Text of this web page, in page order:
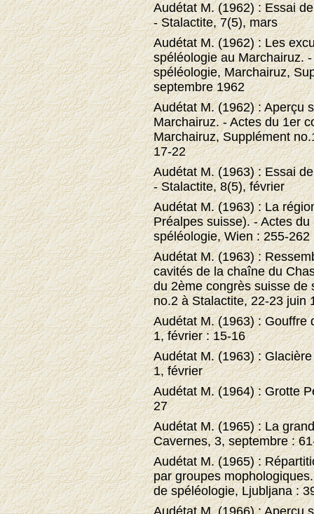
Audétat M. (1962) : Essai
- Stalactite, 7(5), mars
Audétat M. (1962) : Les
spéléologie au Marchairuz.
spéléologie, Marchairuz,
septembre 1962
Audétat M. (1962) : Aperçu
Marchairuz. - Actes du 1er
Marchairuz, Supplément
17-22
Audétat M. (1963) : Essai
- Stalactite, 8(5), février
Audétat M. (1963) : La
Préalpes suisse). - Actes
spéléologie, Wien : 255-262
Audétat M. (1963) :
cavités de la chaîne du
du 2ème congrès suisse de
no.2 à Stalactite, 22-23 juin
Audétat M. (1963) : Gouffre
1, février : 15-16
Audétat M. (1963) :
1, février
Audétat M. (1964) : Grotte
27
Audétat M. (1965) : La
Cavernes, 3, septembre :
Audétat M. (1965) :
par groupes
de spéléologie, Ljubljana :
Audétat M. (1966) : Aperçu